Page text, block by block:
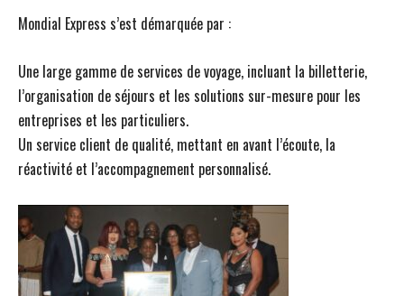
Mondial Express s’est démarquée par :
Une large gamme de services de voyage, incluant la billetterie,
l’organisation de séjours et les solutions sur-mesure pour les
entreprises et les particuliers.
Un service client de qualité, mettant en avant l’écoute, la
réactivité et l’accompagnement personnalisé.